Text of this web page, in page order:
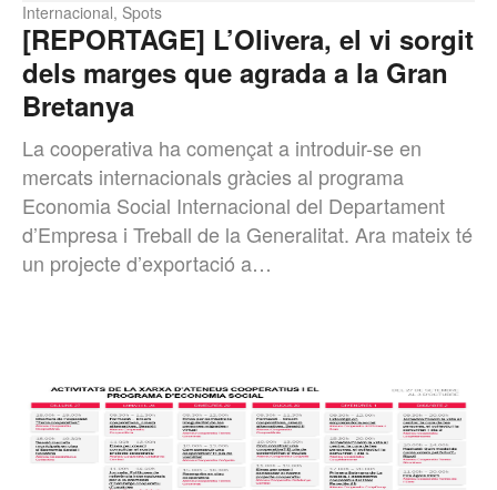
[REPORTAGE] L’Olivera, el vi sorgit
dels marges que agrada a la Gran
Bretanya
Internacional, Spots
La cooperativa ha començat a introduir-se en
mercats internacionals gràcies al programa
Economia Social Internacional del Departament
d’Empresa i Treball de la Generalitat. Ara mateix té
un projecte d’exportació a…